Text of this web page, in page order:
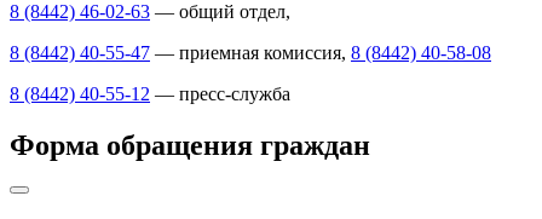
8 (8442) 46-02-63 — общий отдел,
8 (8442) 40-55-47 — приемная комиссия, 8 (8442) 40-58-08
8 (8442) 40-55-12 — пресс-служба
Форма обращения граждан